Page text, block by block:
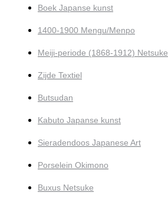
Boek Japanse kunst
1400-1900 Mengu/Menpo
Meiji-periode (1868-1912) Netsuke
Zijde Textiel
Butsudan
Kabuto Japanse kunst
Sieradendoos Japanese Art
Porselein Okimono
Buxus Netsuke